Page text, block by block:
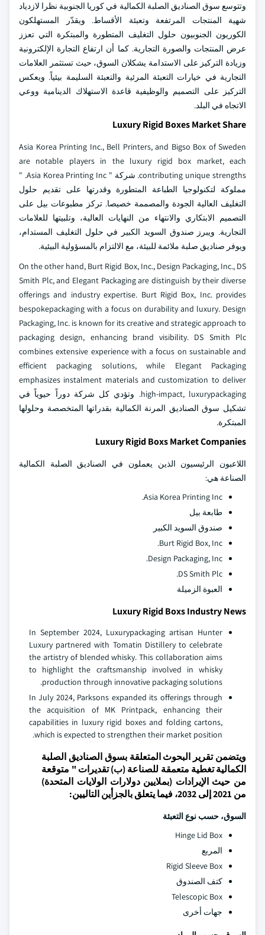
وتتوسع سوق الصناديق الصلبة الكمالية في كوريا الجنوبية نظرا لازدياد
شهية المنتجات المرتفعة وتعبئة الأقساط. ويقدّر المستهلكون
الكوريون الجنوبيون حلول التغليف المتطورة والمبتكرة التي تعزز
عرض المنتجات والصورة التجارية. كما أن ارتفاع التجارة الإلكترونية
وزيادة التركيز على الاستدامة يشكلان السوق، حيث تستثمر العلامات
التجارية في خيارات التعبئة المرئية والتعبئة السليمة بيئياً. ويعكس
التركيز على التصميم والوظيفية قاعدة الاستهلاك الدينامية ووعي
الاتجاه في البلد.
Luxury Rigid Boxes Market Share
Asia Korea Printing Inc., Bell Printers, and Bigso Box of Sweden
are notable players in the luxury rigid box market, each
contributing unique strengths. شركة " Asia Korea Printing Inc. "
مملوكة لتكنولوجيا الطباعة المتطورة وقدرتها على تقديم حلول
التغليف العالية الجودة والمصممة خصيصا. تركز مطبوعات بيل على
التصميم الابتكاري والانتهاء من النهايات العالية، وتلبيتها للعلامات
التجارية. ويبرز صندوق السويد الكبير في حلول التغليف المستدام،
ويوفر صناديق صلبة ملائمة للبيئة، مع الالتزام بالمسؤولية البيئية.
On the other hand, Burt Rigid Box, Inc., Design Packaging, Inc., DS
Smith Plc, and Elegant Packaging are distinguish by their diverse
offerings and industry expertise. Burt Rigid Box, Inc. provides
bespokepackaging with a focus on durability and luxury. Design
Packaging, Inc. is known for its creative and strategic approach to
packaging design, enhancing brand visibility. DS Smith Plc
combines extensive experience with a focus on sustainable and
efficient packaging solutions, while Elegant Packaging
emphasizes instalment materials and customization to deliver
high-impact, luxurypackaging. وتؤدي كل شركة دوراً حيوياً في
تشكيل سوق الصناديق المرنة الكمالية بقدراتها المتخصصة وحلولها
المبتكرة.
Luxury Rigid Boxs Market Companies
اللاعبون الرئيسيون الذين يعملون في الصناديق الصلبة الكمالية
الصناعة هي:
Asia Korea Printing Inc.
طابعة بيل
صندوق السويد الكبير
Burt Rigid Box, Inc.
Design Packaging, Inc.
DS Smith Plc.
العبوة الزميلة
Luxury Rigid Boxs Industry News
In September 2024, Luxurypackaging artisan Hunter
Luxury partnered with Tomatin Distillery to celebrate
the artistry of blended whisky. This collaboration aims
to highlight the craftsmanship involved in whisky
production through innovative packaging solutions.
In July 2024, Parksons expanded its offerings through
the acquisition of MK Printpack, enhancing their
capabilities in luxury rigid boxes and folding cartons,
which is expected to strengthen their market position.
ويتضمن تقرير البحوث المتعلقة بسوق الصناديق الصلبة
الكمالية تغطية متعمقة للصناعة (ب) تقديرات " متوقعة
من حيث الإيرادات (بملايين دولارات الولايات المتحدة)
من 2021 إلى 2032، فيما يتعلق بالجزأين التاليين:
السوق، حسب نوع التعبئة
Hinge Lid Box
المربع
Rigid Sleeve Box
كتف الصندوق
Telescopic Box
جهات أخرى